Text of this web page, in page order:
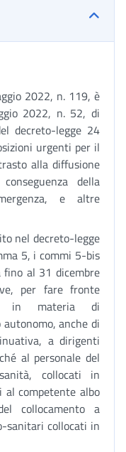
2022, n. 119, è
2022, n. 52, di
decreto-legge 24
urgenti per il
alla diffusione
della
e altre
nel decreto-legge
5, i commi 5-bis
al 31 dicembre
per fare fronte
in materia di
anche di
a dirigenti
al personale del
collocati in
al competente albo
collocamento a
sanitari collocati in